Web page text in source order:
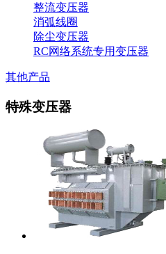
整流变压器
消弧线圈
除尘变压器
RC网络系统专用变压器
其他产品
特殊变压器